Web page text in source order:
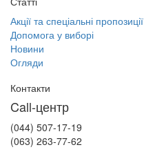
Акції та спеціальні пропозиції
Допомога у виборі
Новини
Огляди
Контакти
Call-центр
(044) 507-17-19
(063) 263-77-62